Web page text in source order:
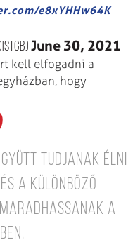
e8xYHHw64K
June 30, 2021
kell elfogadni a
hogy
tudjanak élni
a különböző
a